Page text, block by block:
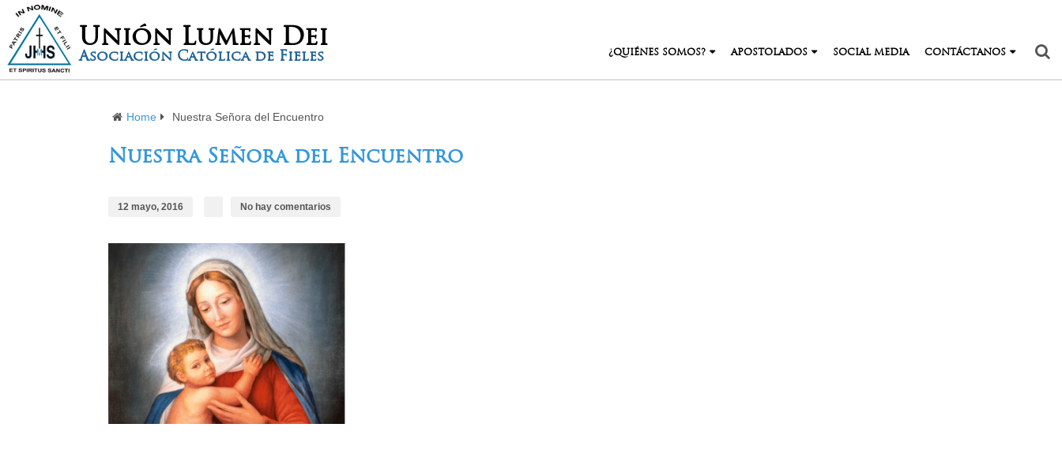
Unión Lumen Dei
Asociación Católica de Fieles ¿QUIÉNES SOMOS? APOSTOLADOS SOCIAL MEDIA CONTÁCTANOS
Home Nuestra Señora del Encuentro
Nuestra Señora del Encuentro
12 mayo, 2016 No hay comentarios